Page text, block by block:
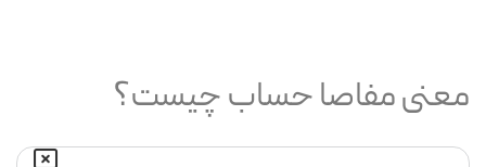
معنی مفاصا حساب چیست؟